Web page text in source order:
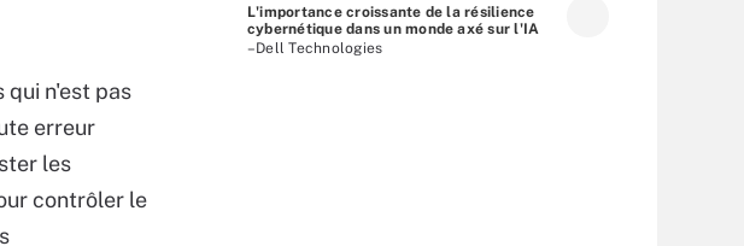
qui n'est pas
erreur
les
contrôler le
L'importance croissante de la résilience
cybernétique dans un monde axé sur l'IA
–Dell Technologies